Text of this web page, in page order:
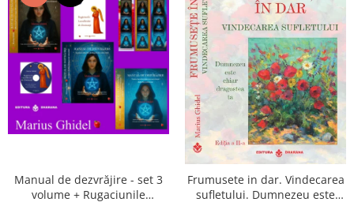
Manual de dezvrăjire - set 3
volume + Rugaciunile
Frumusete in dar. Vindecarea
sufletului. Dumnezeu este